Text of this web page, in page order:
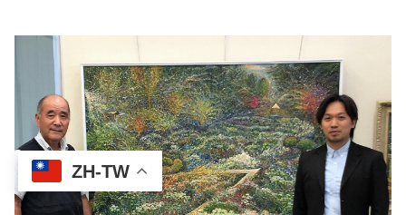
ZH-TW
日本NHK電視台繪畫教室節目教授 鈴木老師